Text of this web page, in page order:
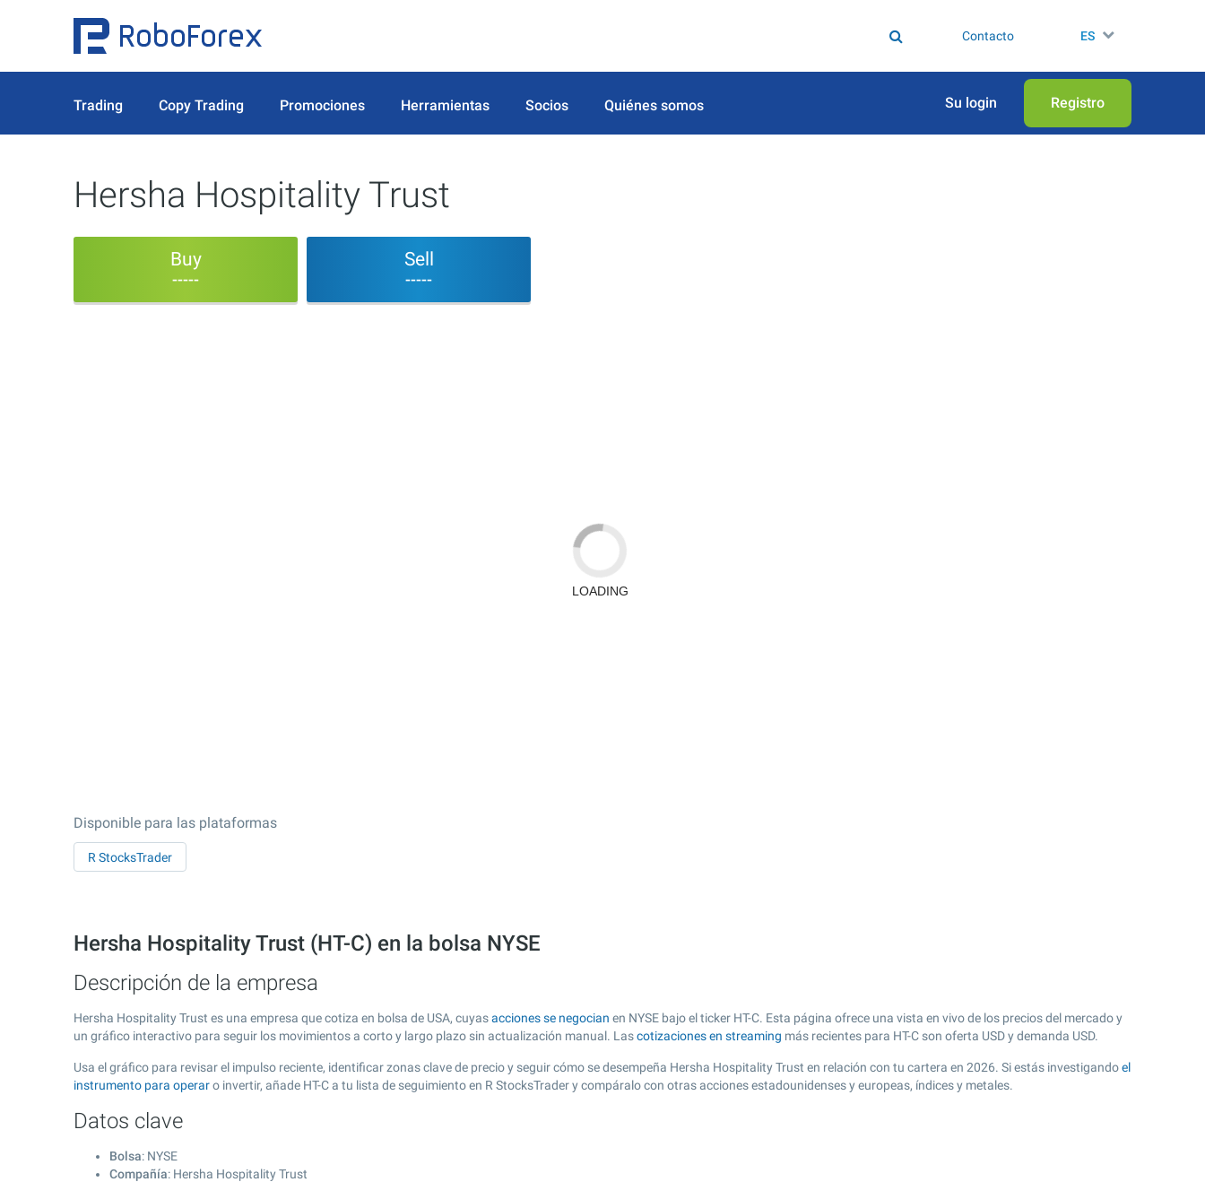
Contacto ES
Trading Copy Trading Promociones Herramientas Socios Quiénes somos Su login Registro
Hersha Hospitality Trust
Buy
-----
Sell
-----
Disponible para las plataformas
R StocksTrader
Hersha Hospitality Trust (HT-C) en la bolsa NYSE
Descripción de la empresa
Hersha Hospitality Trust es una empresa que cotiza en bolsa de USA, cuyasacciones se negocian en NYSE bajo el ticker HT-C. Esta página ofrece una vista en vivo de los precios del mercado y
un gráfico interactivo para seguir los movimientos a corto y largo plazo sin actualización manual. Lascotizaciones en streaming más recientes para HT-C son oferta USD y demanda USD.
Usa el gráfico para revisar el impulso reciente, identificar zonas clave de precio y seguir cómo se desempeña Hersha Hospitality Trust en relación con tu cartera en 2026. Si estás investigandoel
instrumento para operaro invertir, añade HT-C a tu lista de seguimiento en R StocksTrader y compáralo con otras acciones estadounidenses y europeas, índices y metales.
Datos clave
Bolsa: NYSE
Compañía: Hersha Hospitality Trust